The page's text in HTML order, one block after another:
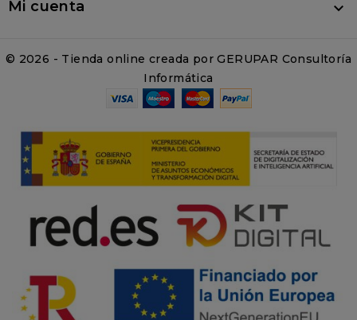
Mi cuenta 
© 2026 - Tienda online creada por GERUPAR Consultoría
Informática